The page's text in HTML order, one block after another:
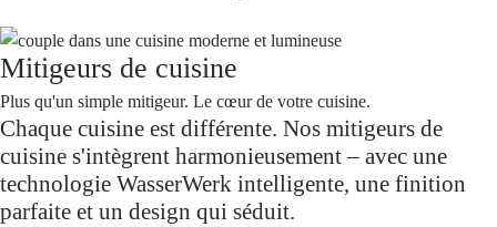
Mitigeurs de cuisine
Plus qu'un simple mitigeur. Le cœur de votre cuisine.
Chaque cuisine est différente. Nos mitigeurs de
cuisine s'intègrent harmonieusement – avec une
technologie WasserWerk intelligente, une finition
parfaite et un design qui séduit.